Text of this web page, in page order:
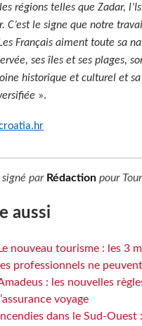
régions telles que Zadar,
C’est le signe que notre
Français aiment toute sa
ses îles et ses plages,
historique et culturel et
».
par Rédaction pour
aussi
Le nouveau tourisme : les 3
les professionnels ne
: les nouvelles
l’assurance voyage
Incendies dans le Sud-Ouest